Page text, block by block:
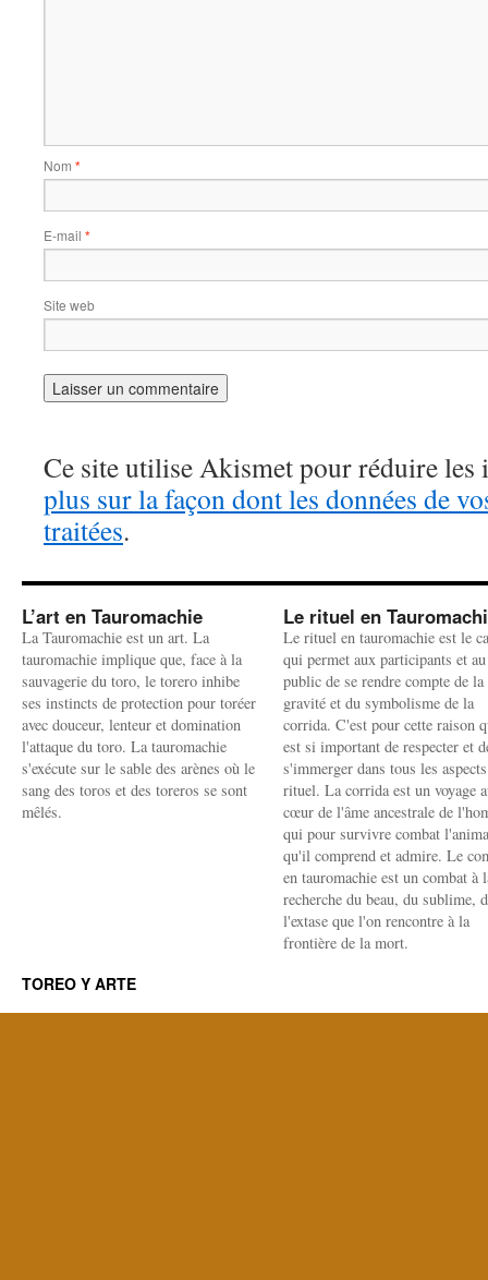
Nom *
E-mail *
Site web
Ce site utilise Akismet pour réduire les
plus sur la façon dont les données de
traitées.
L’art en Tauromachie
La Tauromachie est un art. La
tauromachie implique que, face à la
sauvagerie du toro, le torero inhibe
ses instincts de protection pour toréer
avec douceur, lenteur et domination
l'attaque du toro. La tauromachie
s'exécute sur le sable des arènes où le
sang des toros et des toreros se sont
mêlés.
Le rituel en
Le rituel en tauromachie est le
qui permet aux participants et au
public de se rendre compte de la
gravité et du symbolisme de la
corrida. C'est pour cette raison
est si important de respecter et
s'immerger dans tous les
rituel. La corrida est un voyage
cœur de l'âme ancestrale de
qui pour survivre combat
qu'il comprend et admire. Le
en tauromachie est un combat à
recherche du beau, du sublime,
l'extase que l'on rencontre à la
frontière de la mort.
TOREO Y ARTE